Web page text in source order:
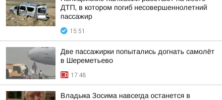
ДТП, в котором погиб несовершеннолетний
пассажир
15:51
Две пассажирки попытались догнать самолёт
в Шереметьево
17:48
Владыка Зосима навсегда останется в